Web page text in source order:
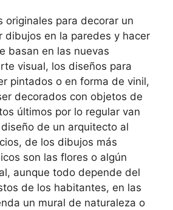
originales para decorar un
dibujos en la paredes y hacer
basan en las nuevas
visual, los diseños para
pintados o en forma de vinil,
decorados con objetos de
últimos por lo regular van
de un arquitecto al
de los dibujos más
son las flores o algún
aunque todo depende del
de los habitantes, en las
un mural de naturaleza o